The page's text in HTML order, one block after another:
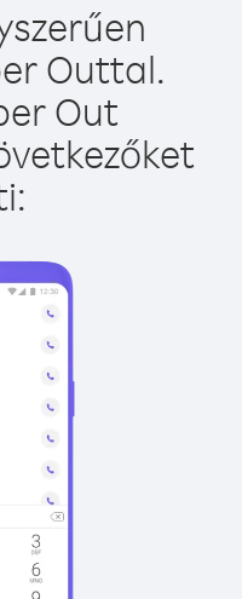
Outtal.
Out